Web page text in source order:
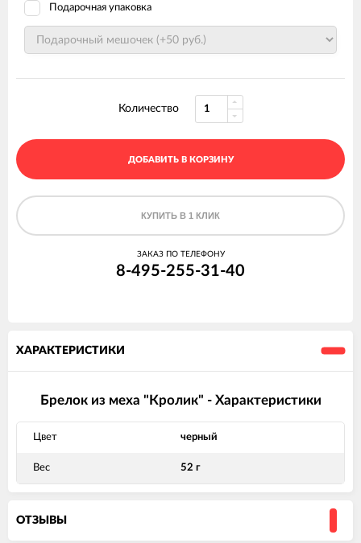
Подарочная упаковка
Количество
ДОБАВИТЬ В КОРЗИНУ
КУПИТЬ В 1 КЛИК
ЗАКАЗ ПО ТЕЛЕФОНУ
8-495-255-31-40
ХАРАКТЕРИСТИКИ
Брелок из меха "Кролик" - Характеристики
Цвет черный
Вес 52 г
ОТЗЫВЫ